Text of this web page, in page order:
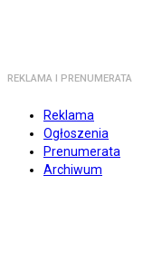
REKLAMA I PRENUMERATA
Reklama
Ogłoszenia
Prenumerata
Archiwum